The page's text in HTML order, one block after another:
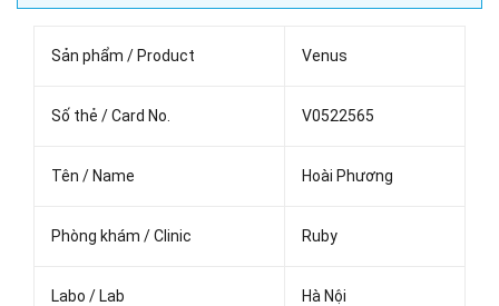
Sản phẩm / Product Venus
Số thẻ / Card No. V0522565
Tên / Name Hoài Phương
Phòng khám / Clinic Ruby
Labo / Lab Hà Nội